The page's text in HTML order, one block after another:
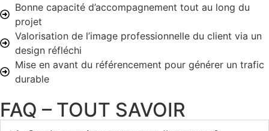
Bonne capacité d’accompagnement tout au long du
projet
Valorisation de l’image professionnelle du client via un
design réfléchi
Mise en avant du référencement pour générer un trafic
durable
FAQ – TOUT SAVOIR